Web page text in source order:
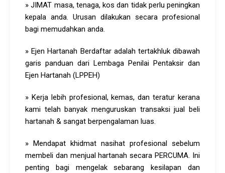
» JIMAT masa, tenaga, kos dan tidak perlu peningkan
kepala anda. Urusan dilakukan secara profesional
bagi memudahkan anda.
» Ejen Hartanah Berdaftar adalah tertakhluk dibawah
garis panduan dari Lembaga Penilai Pentaksir dan
Ejen Hartanah (LPPEH)
» Kerja lebih profesional, kemas, dan teratur kerana
kami telah banyak menguruskan transaksi jual beli
hartanah & sangat berpengalaman luas.
» Mendapat khidmat nasihat profesional sebelum
membeli dan menjual hartanah secara PERCUMA. Ini
penting bagi mengelak sebarang kesilapan dan